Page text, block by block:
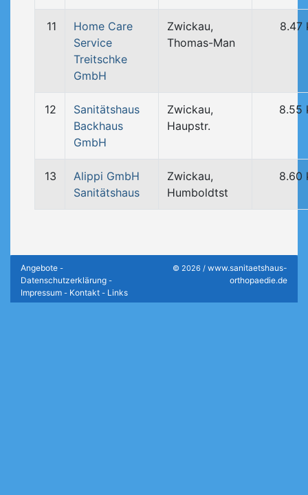
11
Home Care
Service
Treitschke
GmbH
Zwickau,
Thomas-Man
8.47
12
Sanitätshaus
Backhaus
GmbH
Zwickau,
Haupstr.
8.55
13
Alippi GmbH
Sanitätshaus
Zwickau,
Humboldtst
8.60
Angebote -
Datenschutzerklärung -
Impressum - Kontakt - Links
© 2026 / www.sanitaetshaus-
orthopaedie.de